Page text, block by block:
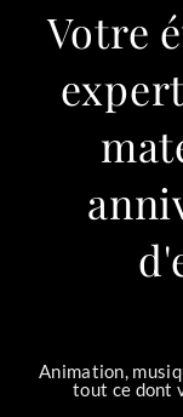
Votre
Animation,
tout ce dont